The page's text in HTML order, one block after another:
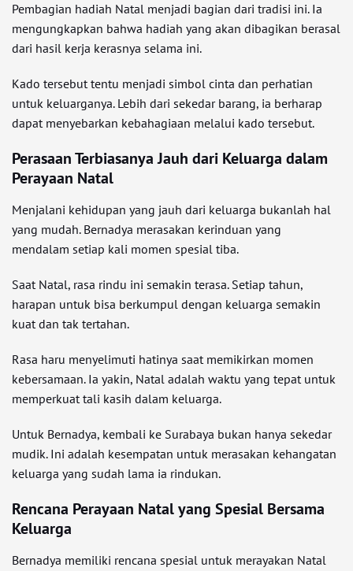
Pembagian hadiah Natal menjadi bagian dari tradisi ini. Ia
mengungkapkan bahwa hadiah yang akan dibagikan berasal
dari hasil kerja kerasnya selama ini.
Kado tersebut tentu menjadi simbol cinta dan perhatian
untuk keluarganya. Lebih dari sekedar barang, ia berharap
dapat menyebarkan kebahagiaan melalui kado tersebut.
Perasaan Terbiasanya Jauh dari Keluarga dalam
Perayaan Natal
Menjalani kehidupan yang jauh dari keluarga bukanlah hal
yang mudah. Bernadya merasakan kerinduan yang
mendalam setiap kali momen spesial tiba.
Saat Natal, rasa rindu ini semakin terasa. Setiap tahun,
harapan untuk bisa berkumpul dengan keluarga semakin
kuat dan tak tertahan.
Rasa haru menyelimuti hatinya saat memikirkan momen
kebersamaan. Ia yakin, Natal adalah waktu yang tepat untuk
memperkuat tali kasih dalam keluarga.
Untuk Bernadya, kembali ke Surabaya bukan hanya sekedar
mudik. Ini adalah kesempatan untuk merasakan kehangatan
keluarga yang sudah lama ia rindukan.
Rencana Perayaan Natal yang Spesial Bersama
Keluarga
Bernadya memiliki rencana spesial untuk merayakan Natal